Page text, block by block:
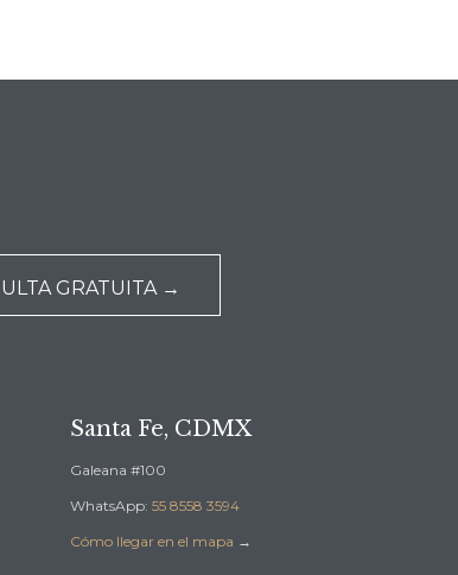
GRATUITA →
Santa Fe, CDMX
Galeana #100
WhatsApp: 55 8558 3594
Cómo llegar en el mapa →